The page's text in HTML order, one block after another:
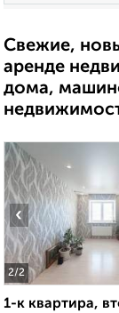
Свежие,
аренде
дома,
2/2
‹
1-к квартира,